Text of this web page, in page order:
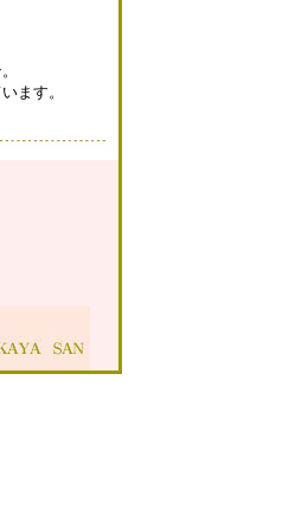
ます。